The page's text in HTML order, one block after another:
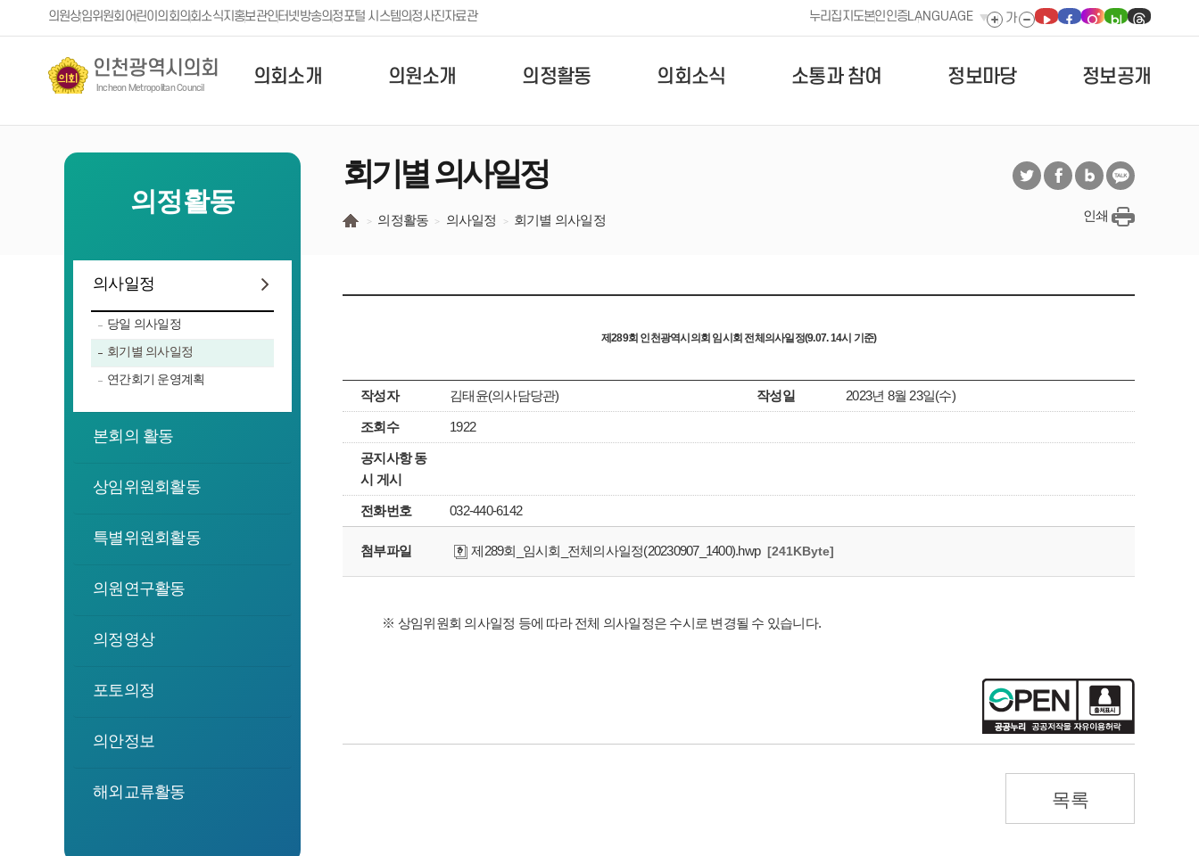
본문 바로가기
의원상임위원회어린이의회의회소식지 홍보관인터넷방송의정포털 시스템의정사진자료관 누리집지도본인인증LANGUAGE
인천광역시의회
Incheon Metropolitan Council
의회소개 의원소개 의정활동 의회소식 소통과 참여 정보마당 정보공개
의정활동
의사일정
당일 의사일정
회기별 의사일정
연간회기 운영계획
본회의 활동
상임위원회활동
특별위원회활동
의원연구활동
의정영상
포토의정
의안정보
해외교류활동
회기별 의사일정
의정활동 의사일정 회기별 의사일정 인쇄
제289회 인천광역시의회 임시회 전체의사일정(9.07. 14시 기준)
작성자 김태윤(의사담당관) 작성일 2023년 8월 23일(수)
조회수 1922
공지사항 동
시 게시
전화번호 032-440-6142
첨부파일 제289회_임시회_전체의사일정(20230907_1400).hwp [241KByte]
※ 상임위원회 의사일정 등에 따라 전체 의사일정은 수시로 변경될 수 있습니다.
목록